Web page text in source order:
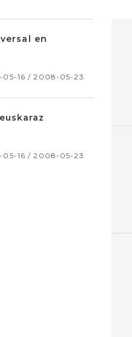
en
16 / 2008-05-23
16 / 2008-05-23